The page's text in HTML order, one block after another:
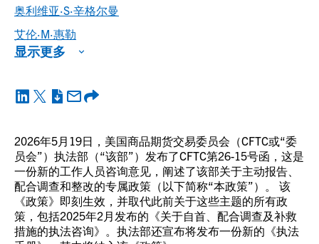
2026年5月19日，美国商品期货交易委员会（CFTC或“委
员会”）执法部（“该部”）发布了CFTC第26-15号函，这是
一份新的工作人员咨询意见，阐述了该部关于主动报告、
配合调查和整改的专属政策（以下简称“本政策”）。 该
《政策》即刻生效，并取代此前关于这些主题的所有政
策，包括2025年2月发布的《关于自首、配合调查及补救
措施的执法咨询》。执法部还宣布将发布一份新的《执法
奥利维亚·S·辛格尔曼
艾伦·M·惠勒
显示更多